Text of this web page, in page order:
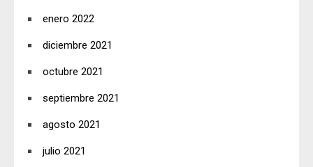
enero 2022
diciembre 2021
octubre 2021
septiembre 2021
agosto 2021
julio 2021